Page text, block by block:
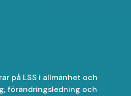
på LSS i allmänhet och
förändringsledning och